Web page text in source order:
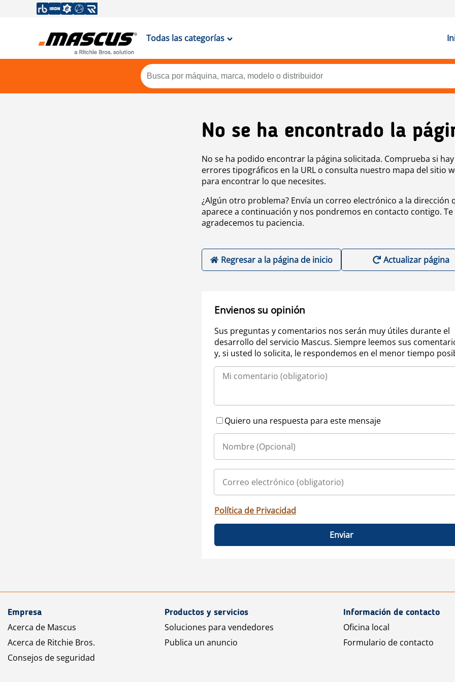
Todas las categorías
No se ha encontrado la
No se ha podido encontrar la página solicitada. Comprueba si hay
errores tipográficos en la URL o consulta nuestro mapa del sitio
para encontrar lo que necesites.
¿Algún otro problema? Envía un correo electrónico a la dirección
aparece a continuación y nos pondremos en contacto contigo. Te
agradecemos tu paciencia.
Regresar a la página de inicio Actualizar página
Envienos su opinión
Sus preguntas y comentarios nos serán muy útiles durante el
desarrollo del servicio Mascus. Siempre leemos sus
y, si usted lo solicita, le respondemos en el menor tiempo
Quiero una respuesta para este mensaje
Política de Privacidad
Enviar
Empresa
Acerca de Mascus
Acerca de Ritchie Bros.
Consejos de seguridad
Productos y servicios
Soluciones para vendedores
Publica un anuncio
Información de contacto
Oficina local
Formulario de contacto